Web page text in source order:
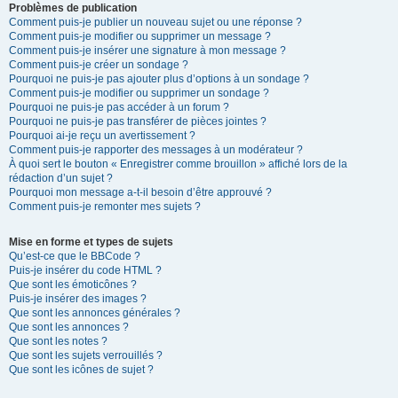
Problèmes de publication
Comment puis-je publier un nouveau sujet ou une réponse ?
Comment puis-je modifier ou supprimer un message ?
Comment puis-je insérer une signature à mon message ?
Comment puis-je créer un sondage ?
Pourquoi ne puis-je pas ajouter plus d’options à un sondage ?
Comment puis-je modifier ou supprimer un sondage ?
Pourquoi ne puis-je pas accéder à un forum ?
Pourquoi ne puis-je pas transférer de pièces jointes ?
Pourquoi ai-je reçu un avertissement ?
Comment puis-je rapporter des messages à un modérateur ?
À quoi sert le bouton « Enregistrer comme brouillon » affiché lors de la
rédaction d’un sujet ?
Pourquoi mon message a-t-il besoin d’être approuvé ?
Comment puis-je remonter mes sujets ?
Mise en forme et types de sujets
Qu’est-ce que le BBCode ?
Puis-je insérer du code HTML ?
Que sont les émoticônes ?
Puis-je insérer des images ?
Que sont les annonces générales ?
Que sont les annonces ?
Que sont les notes ?
Que sont les sujets verrouillés ?
Que sont les icônes de sujet ?